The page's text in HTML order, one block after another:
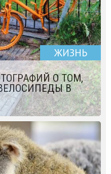
ЖИЗНЬ
О ТОМ,
В